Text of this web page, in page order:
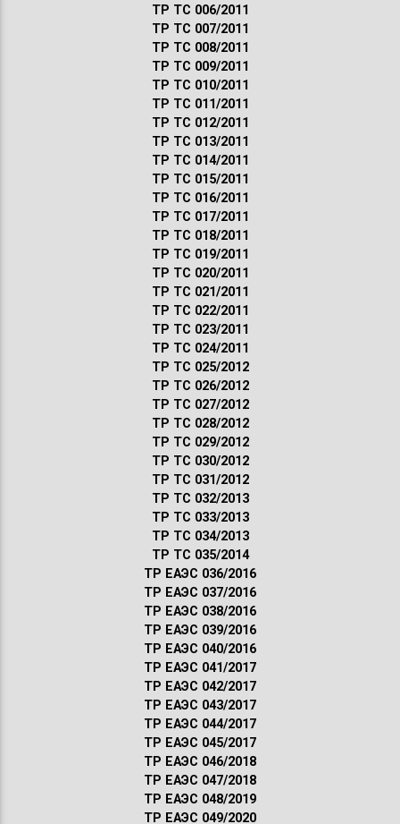
ТР ТС 006/2011
ТР ТС 007/2011
ТР ТС 008/2011
ТР ТС 009/2011
ТР ТС 010/2011
ТР ТС 011/2011
ТР ТС 012/2011
ТР ТС 013/2011
ТР ТС 014/2011
ТР ТС 015/2011
ТР ТС 016/2011
ТР ТС 017/2011
ТР ТС 018/2011
ТР ТС 019/2011
ТР ТС 020/2011
ТР ТС 021/2011
ТР ТС 022/2011
ТР ТС 023/2011
ТР ТС 024/2011
ТР ТС 025/2012
ТР ТС 026/2012
ТР ТС 027/2012
ТР ТС 028/2012
ТР ТС 029/2012
ТР ТС 030/2012
ТР ТС 031/2012
ТР ТС 032/2013
ТР ТС 033/2013
ТР ТС 034/2013
ТР ТС 035/2014
ТР ЕАЭС 036/2016
ТР ЕАЭС 037/2016
ТР ЕАЭС 038/2016
ТР ЕАЭС 039/2016
ТР ЕАЭС 040/2016
ТР ЕАЭС 041/2017
ТР ЕАЭС 042/2017
ТР ЕАЭС 043/2017
ТР ЕАЭС 044/2017
ТР ЕАЭС 045/2017
ТР ЕАЭС 046/2018
ТР ЕАЭС 047/2018
ТР ЕАЭС 048/2019
ТР ЕАЭС 049/2020